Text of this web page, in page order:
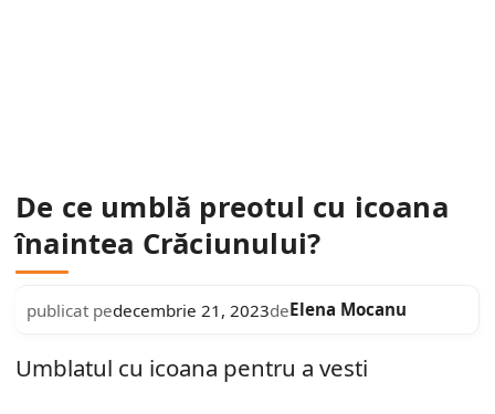
De ce umblă preotul cu icoana
înaintea Crăciunului?
publicat pedecembrie 21, 2023deElena Mocanu
Umblatul cu icoana pentru a vesti